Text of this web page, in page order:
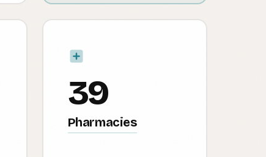
39
Pharmacies